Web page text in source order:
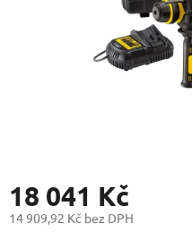
18 041 Kč
14 909,92 Kč bez DPH